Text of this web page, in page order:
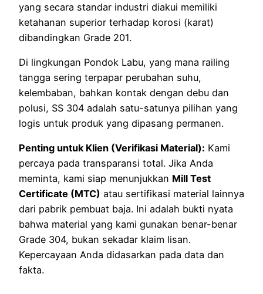
yang secara standar industri diakui memiliki
ketahanan superior terhadap korosi (karat)
dibandingkan Grade 201.
Di lingkungan Pondok Labu, yang mana railing
tangga sering terpapar perubahan suhu,
kelembaban, bahkan kontak dengan debu dan
polusi, SS 304 adalah satu-satunya pilihan yang
logis untuk produk yang dipasang permanen.
Penting untuk Klien (Verifikasi Material): Kami
percaya pada transparansi total. Jika Anda
meminta, kami siap menunjukkan Mill Test
Certificate (MTC) atau sertifikasi material lainnya
dari pabrik pembuat baja. Ini adalah bukti nyata
bahwa material yang kami gunakan benar-benar
Grade 304, bukan sekadar klaim lisan.
Kepercayaan Anda didasarkan pada data dan
fakta.